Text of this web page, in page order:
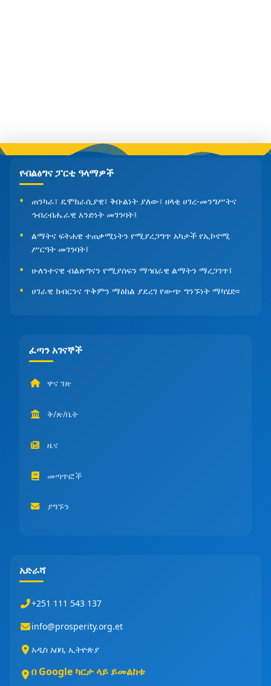
የብልፅግና ፓርቲ ዓላማዎች
ጠንካራ፣ ዴሞክራሲያዊ፣ ቅቡልነት ያለው፣ ዘላቂ ሀገረ-መንግሥትና
ኅብረብሔራዊ አንድነት መገንባት፤
ልማትና ፍትሐዊ ተጠቃሚነትን የሚያረጋግጥ አካታች የኢኮኖሚ
ሥርዓት መገንባት፤
ሁለንተናዊ ብልጽግናን የሚያሰፍን ማኅበራዊ ልማትን ማረጋገጥ፤
ሀገራዊ ክብርንና ጥቅምን ማዕከል ያደረገ የውጭ ግንኙነት ማካሄድ፡፡
ፈጣን አገናኞች
ዋና ገጽ
ቅ/ጽ/ቤት
ዜና
መጣጥፎች
ያግኙን
አድራሻ
+251 111 543 137
info@prosperity.org.et
አዲስ አበባ, ኢትዮጵያ
በ Google ካርታ ላይ ይመልከቱ